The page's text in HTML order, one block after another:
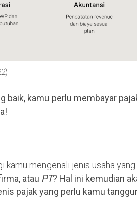
baik, kamu perlu membayar
kamu mengenali jenis usaha
atau PT? Hal ini kemudian
pajak yang perlu kamu